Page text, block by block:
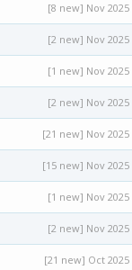
[8 new] Nov 2025
[2 new] Nov 2025
[1 new] Nov 2025
[2 new] Nov 2025
[21 new] Nov 2025
[15 new] Nov 2025
[1 new] Nov 2025
[2 new] Nov 2025
[21 new] Oct 2025